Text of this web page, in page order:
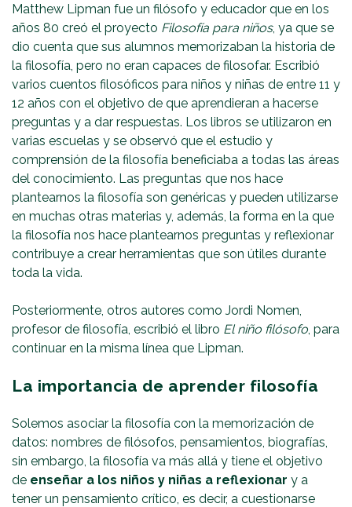
Matthew Lipman fue un filósofo y educador que en los
años 80 creó el proyecto Filosofía para niños, ya que se
dio cuenta que sus alumnos memorizaban la historia de
la filosofía, pero no eran capaces de filosofar. Escribió
varios cuentos filosóficos para niños y niñas de entre 11 y
12 años con el objetivo de que aprendieran a hacerse
preguntas y a dar respuestas. Los libros se utilizaron en
varias escuelas y se observó que el estudio y
comprensión de la filosofía beneficiaba a todas las áreas
del conocimiento. Las preguntas que nos hace
plantearnos la filosofía son genéricas y pueden utilizarse
en muchas otras materias y, además, la forma en la que
la filosofía nos hace plantearnos preguntas y reflexionar
contribuye a crear herramientas que son útiles durante
toda la vida.
Posteriormente, otros autores como Jordi Nomen,
profesor de filosofía, escribió el libro El niño filósofo, para
continuar en la misma línea que Lipman.
La importancia de aprender filosofía
Solemos asociar la filosofía con la memorización de
datos: nombres de filósofos, pensamientos, biografías,
sin embargo, la filosofía va más allá y tiene el objetivo
de enseñar a los niños y niñas a reflexionar y a
tener un pensamiento crítico, es decir, a cuestionarse